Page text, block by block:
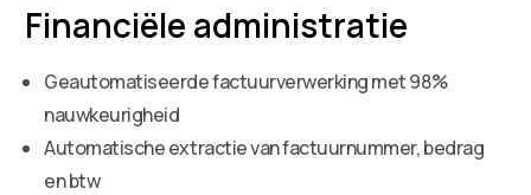
Financiële administratie
Geautomatiseerde factuurverwerking met 98%
nauwkeurigheid
Automatische extractie van factuurnummer, bedrag
en btw